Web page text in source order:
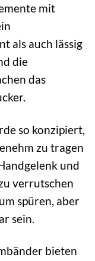
mit
als auch lässig
die
das
so konzipiert,
zu tragen
und
verrutschen
spüren, aber
sein.
bieten